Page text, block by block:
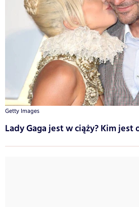
Getty Images
Lady Gaga jest w ciąży? Kim jest